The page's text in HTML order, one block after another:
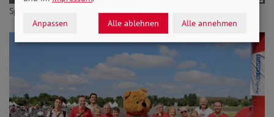
Sport frei beim Bambinilauf.
Anpassen Alle ablehnen Alle annehmen